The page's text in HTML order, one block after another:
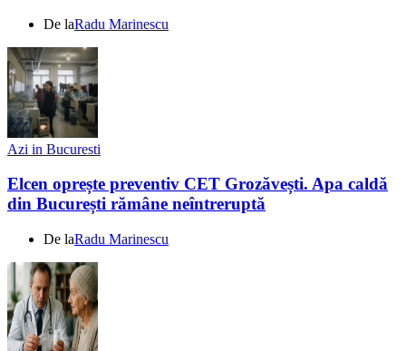
De laRadu Marinescu
Azi in Bucuresti
Elcen oprește preventiv CET Grozăvești. Apa caldă
din București rămâne neîntreruptă
De laRadu Marinescu